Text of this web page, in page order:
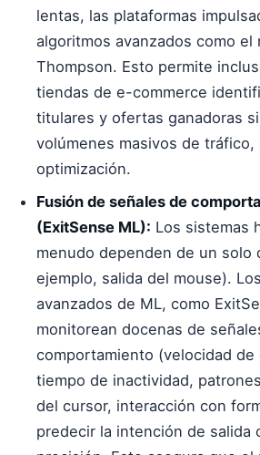
lentas, las plataformas
algoritmos avanzados como el
Thompson. Esto permite
tiendas de e-commerce
titulares y ofertas ganadoras
volúmenes masivos de tráfico,
optimización.
Fusión de señales de
(ExitSense ML): Los sistemas
menudo dependen de un solo
ejemplo, salida del mouse).
avanzados de ML, como
monitorean docenas de
comportamiento (velocidad de
tiempo de inactividad,
del cursor, interacción con
predecir la intención de salida